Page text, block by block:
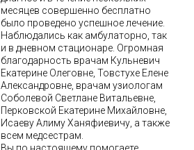
месяцев совершенно бесплатно
было проведено успешное лечение.
Наблюдались как амбулаторно, так
и в дневном стационаре. Огромная
благодарность врачам Кульневич
Екатерине Олеговне, Товстухе Елене
Александровне, врачам узиологам
Соболевой Светлане Витальевне,
Перковской Екатерине Михайловне,
Исаеву Алиму Ханяфиевичу, а также
всем медсестрам.